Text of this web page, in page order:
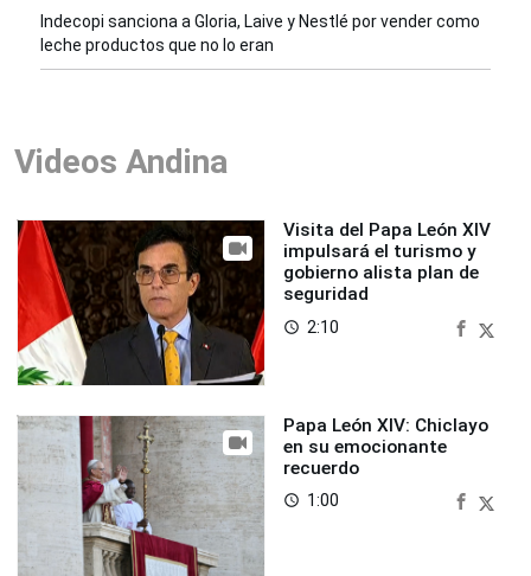
Indecopi sanciona a Gloria, Laive y Nestlé por vender como
leche productos que no lo eran
Videos Andina
Visita del Papa León XIV
impulsará el turismo y
gobierno alista plan de
seguridad
access_time 2:10
Papa León XIV: Chiclayo
en su emocionante
recuerdo
access_time 1:00